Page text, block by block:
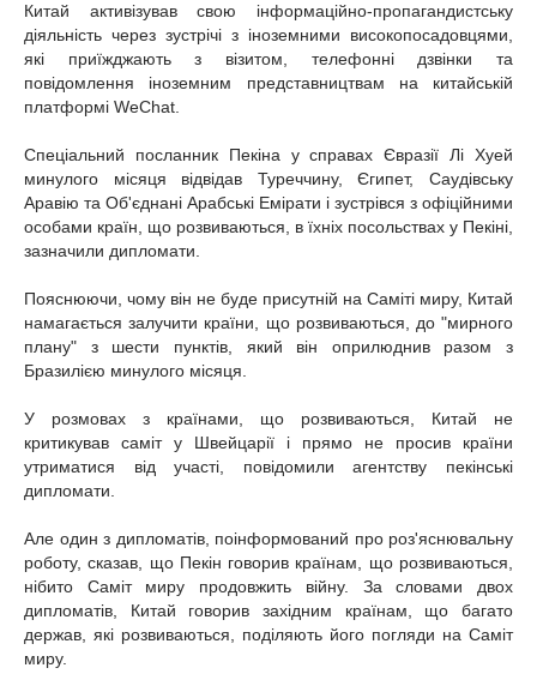
Китай активізував свою інформаційно-пропагандистську
діяльність через зустрічі з іноземними високопосадовцями,
які приїжджають з візитом, телефонні дзвінки та
повідомлення іноземним представництвам на китайській
платформі WeChat.
Спеціальний посланник Пекіна у справах Євразії Лі Хуей
минулого місяця відвідав Туреччину, Єгипет, Саудівську
Аравію та Об'єднані Арабські Емірати і зустрівся з офіційними
особами країн, що розвиваються, в їхніх посольствах у Пекіні,
зазначили дипломати.
Пояснюючи, чому він не буде присутній на Саміті миру, Китай
намагається залучити країни, що розвиваються, до "мирного
плану" з шести пунктів, який він оприлюднив разом з
Бразилією минулого місяця.
У розмовах з країнами, що розвиваються, Китай не
критикував саміт у Швейцарії і прямо не просив країни
утриматися від участі, повідомили агентству пекінські
дипломати.
Але один з дипломатів, поінформований про роз'яснювальну
роботу, сказав, що Пекін говорив країнам, що розвиваються,
нібито Саміт миру продовжить війну. За словами двох
дипломатів, Китай говорив західним країнам, що багато
держав, які розвиваються, поділяють його погляди на Саміт
миру.